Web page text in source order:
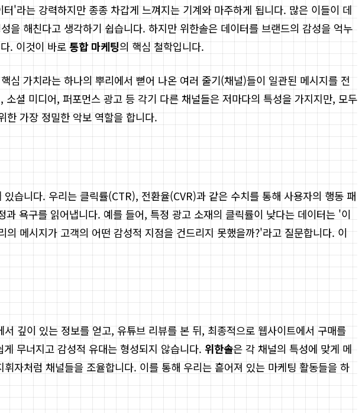
'라는 강력하지만 종종 차갑게 느껴지는 기계와 마주하게 됩니다. 많은 이들이 데
해친다고 생각하기 쉽습니다. 하지만 위한솔은 데이터를 브랜드의 감성을 억누
. 이것이 바로통합 마케팅의 핵심 철학입니다.
가치라는 하나의 뿌리에서 뻗어 나온 여러 줄기(채널)들이 일관된 메시지를 전
셜 미디어, 퍼포먼스 광고 등 각기 다른 채널들은 저마다의 특성을 가지지만, 모두
한 가장 정밀한 악보 역할을 합니다.
습니다. 우리는 클릭률(CTR), 전환율(CVR)과 같은 수치를 통해 사용자의 행동 패
욕구를 읽어냅니다. 예를 들어, 특정 광고 소재의 클릭률이 낮다는 데이터는 '이
메시지가 고객의 어떤 감성적 지점을 건드리지 못했을까?'라고 질문합니다. 이
깊이 있는 정보를 얻고, 유튜브 리뷰를 본 뒤, 최종적으로 웹사이트에서 구매를
무너지고 감성적 유대는 형성되지 않습니다. 위한솔은 각 채널의 특성에 맞게 메
자처럼 채널들을 조율합니다. 이를 통해 우리는 흩어져 있는 마케팅 활동들을 하